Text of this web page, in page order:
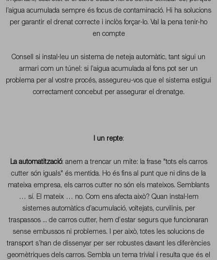
l’aigua acumulada sempre és focus de contaminació. Hi ha solucions
per garantir el drenat correcte i inclòs forçar-lo. Val la pena tenir-ho
en compte
Consell si instal·leu un sistema de neteja automàtic, tant sigui un
armari com un túnel: si l’aigua acumulada al fons pot ser un
problema per al vostre procés, assegureu-vos que el sistema estigui
correctament concebut per assegurar el drenatge.
I un repte:
La automatització: anem a trencar un mite: la frase "tots els carros
cutter són iguals" és mentida. Ho és fins al punt que ni dins de la
mateixa empresa, els carros cutter no són els mateixos. Semblants
… sí. El mateix … no. Com ens afecta això? Quan instal·lem
sistemes automàtics d’acumulació, voltejats, curvilinis, per
traspassos ... de carros cutter, hem d’estar segurs que funcionaran
sense embussos ni problemes. I per això, totes les solucions de
transport s’han de dissenyar per ser robustes davant les diferències
geomètriques dels carros. Sembla un tema trivial i resulta que és el